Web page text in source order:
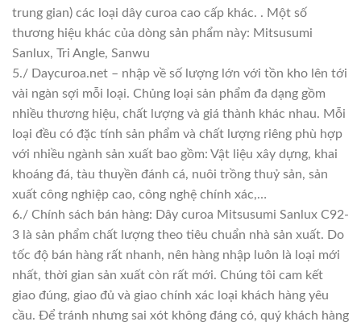
trung gian) các loại dây curoa cao cấp khác. . Một số
thương hiệu khác của dòng sản phẩm này: Mitsusumi
Sanlux, Tri Angle, Sanwu
5./ Daycuroa.net – nhập về số lượng lớn với tồn kho lên tới
vài ngàn sợi mỗi loại. Chủng loại sản phẩm đa dạng gồm
nhiều thương hiệu, chất lượng và giá thành khác nhau. Mỗi
loại đều có đặc tính sản phẩm và chất lượng riêng phù hợp
với nhiều ngành sản xuất bao gồm: Vật liệu xây dựng, khai
khoáng đá, tàu thuyền đánh cá, nuôi trồng thuỷ sản, sản
xuất công nghiệp cao, công nghệ chính xác,…
6./ Chính sách bán hàng: Dây curoa Mitsusumi Sanlux C92-
3 là sản phẩm chất lượng theo tiêu chuẩn nhà sản xuất. Do
tốc độ bán hàng rất nhanh, nên hàng nhập luôn là loại mới
nhất, thời gian sản xuất còn rất mới. Chúng tôi cam kết
giao đúng, giao đủ và giao chính xác loại khách hàng yêu
cầu. Để tránh nhưng sai xót không đáng có, quý khách hàng